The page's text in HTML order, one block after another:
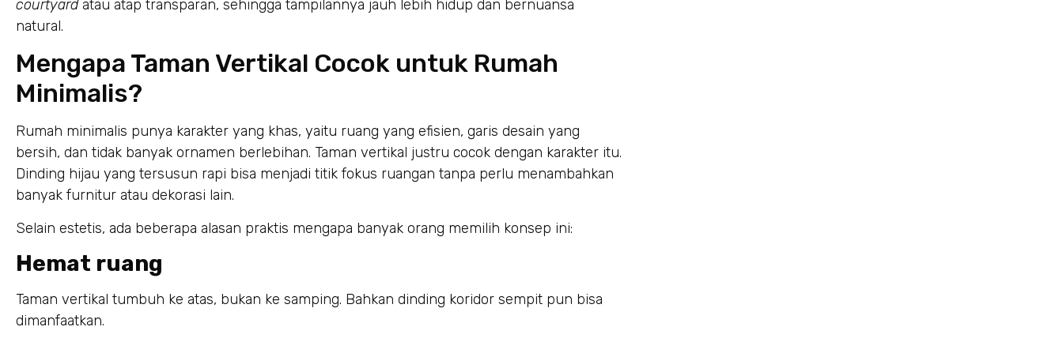
courtyardatau atap transparan, sehingga tampilannya jauh lebih hidup dan bernuansa
natural.
Mengapa Taman Vertikal Cocok untuk Rumah
Minimalis?
Rumah minimalis punya karakter yang khas, yaitu ruang yang efisien, garis desain yang
bersih, dan tidak banyak ornamen berlebihan. Taman vertikal justru cocok dengan karakter itu.
Dinding hijau yang tersusun rapi bisa menjadi titik fokus ruangan tanpa perlu menambahkan
banyak furnitur atau dekorasi lain.
Selain estetis, ada beberapa alasan praktis mengapa banyak orang memilih konsep ini:
Hemat ruang
Taman vertikal tumbuh ke atas, bukan ke samping. Bahkan dinding koridor sempit pun bisa
dimanfaatkan.